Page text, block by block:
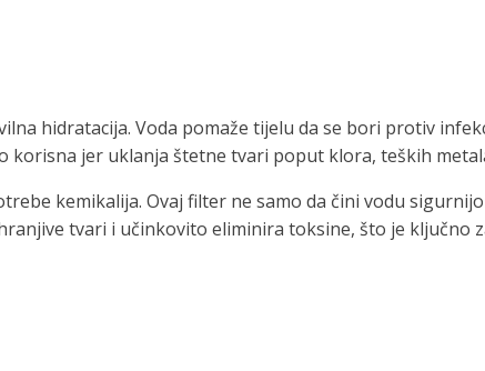
hidratacija. Voda pomaže tijelu da se bori protiv
jer uklanja štetne tvari poput klora, teških
kemikalija. Ovaj filter ne samo da čini vodu
tvari i učinkovito eliminira toksine, što je ključno